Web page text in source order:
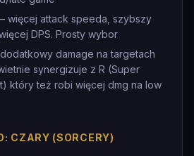
więcej attack speeda, szybszy
DPS. Prosty wybor
damage na targetach
synergizuje z R (Super
który też robi więcej dmg na low
CZARY (SORCERY)